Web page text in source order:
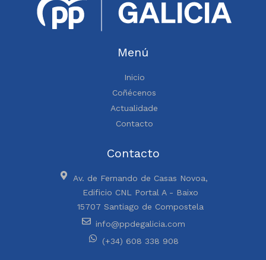
Menú
Inicio
Coñécenos
Actualidade
Contacto
Contacto
Av. de Fernando de Casas Novoa,
Edificio CNL Portal A - Baixo
15707 Santiago de Compostela
info@ppdegalicia.com
(+34) 608 338 908